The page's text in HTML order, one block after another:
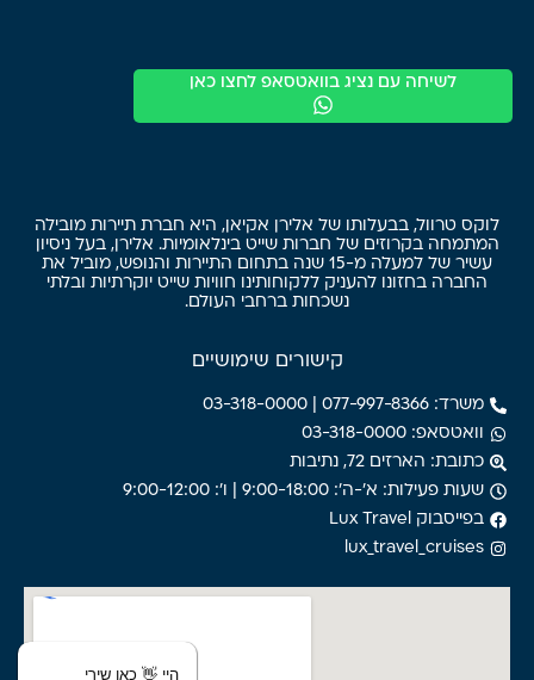
לשיחה עם נציג בוואטסאפ לחצו כאן
לוקס טרוול, בבעלותו של אלירן אקיאן, היא חברת תיירות מובילה
המתמחה בקרוזים של חברות שייט בינלאומיות. אלירן, בעל ניסיון
עשיר של למעלה מ-15 שנה בתחום התיירות והנופש, מוביל את
החברה בחזונו להעניק ללקוחותינו חוויות שייט יוקרתיות ובלתי
נשכחות ברחבי העולם.
קישורים שימושיים
משרד: 077-997-8366 | 03-318-0000
וואטסאפ: 03-318-0000
כתובת: הארזים 72, נתיבות
שעות פעילות: א'-ה': 9:00-18:00 | ו': 9:00-12:00
בפייסבוק Lux Travel
lux_travel_cruises
היי 👋 כאן שירי